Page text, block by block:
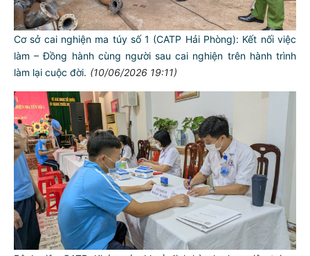
Cơ sở cai nghiện ma túy số 1 (CATP Hải Phòng): Kết nối việc
làm – Đồng hành cùng người sau cai nghiện trên hành trình
làm lại cuộc đời. (10/06/2026 19:11)